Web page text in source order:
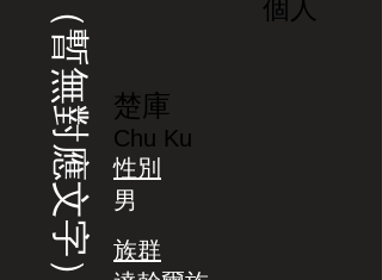
（暫無對應文字） 個人
楚庫
Chu Ku
性別
男
族群